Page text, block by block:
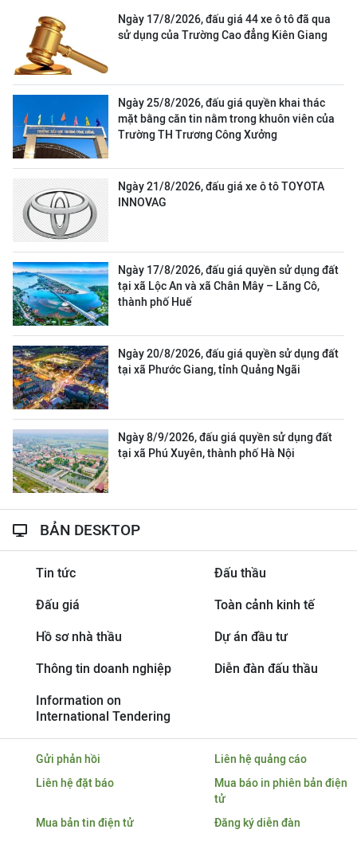
Ngày 17/8/2026, đấu giá 44 xe ô tô đã qua
sử dụng của Trường Cao đẳng Kiên Giang
Ngày 25/8/2026, đấu giá quyền khai thác
mặt bằng căn tin nằm trong khuôn viên của
Trường TH Trương Công Xưởng
Ngày 21/8/2026, đấu giá xe ô tô TOYOTA
INNOVAG
Ngày 17/8/2026, đấu giá quyền sử dụng đất
tại xã Lộc An và xã Chân Mây – Lăng Cô,
thành phố Huế
Ngày 20/8/2026, đấu giá quyền sử dụng đất
tại xã Phước Giang, tỉnh Quảng Ngãi
Ngày 8/9/2026, đấu giá quyền sử dụng đất
tại xã Phú Xuyên, thành phố Hà Nội
BẢN DESKTOP
Tin tức Đấu thầu
Đấu giá Toàn cảnh kinh tế
Hồ sơ nhà thầu Dự án đầu tư
Thông tin doanh nghiệp Diễn đàn đấu thầu
Information on
International Tendering
Gửi phản hồi
Liên hệ quảng cáo
Liên hệ đặt báo
Mua báo in phiên bản điện
tử
Mua bản tin điện tử
Đăng ký diễn đàn